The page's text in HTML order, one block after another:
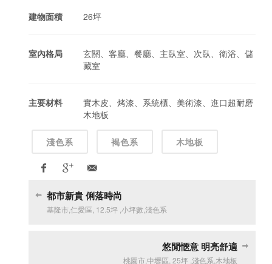
建物面積 26坪
室內格局
玄關、客廳、餐廳、主臥室、次臥、衛浴、儲
藏室
主要材料
實木皮、烤漆、系統櫃、美術漆、進口超耐磨
木地板
淺色系 褐色系 木地板
都市新貴 俐落時尚
基隆市,仁愛區 12.5坪 ,小坪數 ,淺色系
悠閒愜意 明亮舒適
桃園市,中壢區 25坪, 淺色系 木地板